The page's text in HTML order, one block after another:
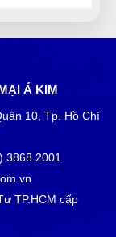
Á KIM
10, Tp. Hồ Chí
3868 2001
TP.HCM cấp